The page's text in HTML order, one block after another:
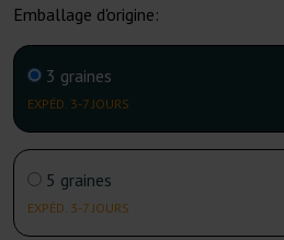
Emballage d'origine:
3 graines
EXPÉD. 3-7 JOURS
5 graines
EXPÉD. 3-7 JOURS